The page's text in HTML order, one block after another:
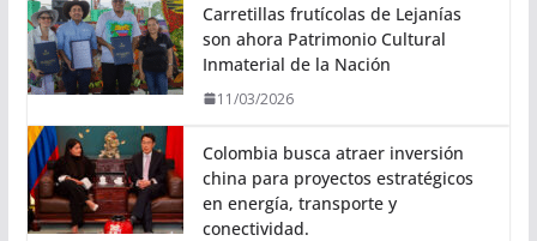
Carretillas frutícolas de Lejanías
son ahora Patrimonio Cultural
Inmaterial de la Nación
11/03/2026
Colombia busca atraer inversión
china para proyectos estratégicos
en energía, transporte y
conectividad.